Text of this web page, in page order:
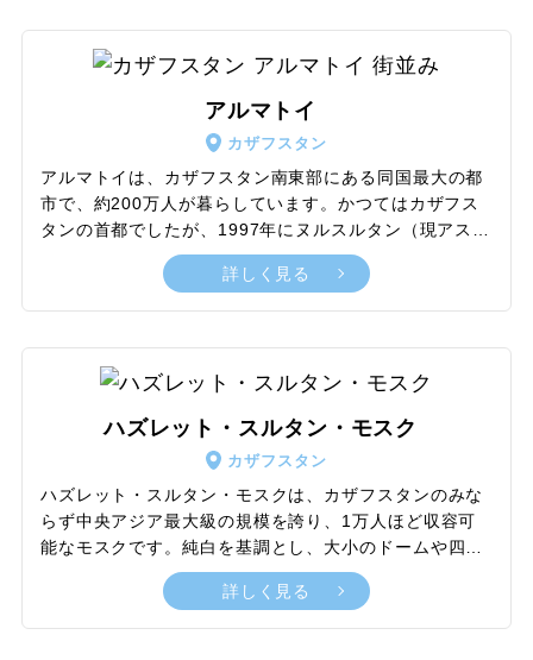
学としてギネス世界記録に認定されています。そのほ
国旗、レーニン像などの見どころもあり、キルギスの豊
かな歴史と文化が感じられるスポットとなっています。
アルマトイ
カザフスタン
アルマトイは、カザフスタン南東部にある同国最大の都
市で、約200万人が暮らしています。かつてはカザフス
タンの首都でしたが、1997年にヌルスルタン（現アスタ
ナ）に遷都されました。天山山脈の支脈アラトー山脈に
位置し、大アルマトイ川と小アルマトイ川が流れる、風
光明媚な景観をもつ街です。市内からロープウェイに乗
とおりリンゴの産地で、バザールを歩けばリンゴが売ら
れているのを目にします。緑が美しいパンフィロフ戦士
公園や、重要な歴史的資料が展示されている国立中央博
物館、活気あるバザールやショッピングモールなども見
どころです。
詳しく見る
ハズレット・スルタン・モスク
カザフスタン
ハズレット・スルタン・モスクは、カザフスタンのみな
らず中央アジア最大級の規模を誇り、1万人ほど収容可
能なモスクです。純白を基調とし、大小のドームや四隅
に設置されたミナレットという高い塔の壮大な外観は、
観光客の目を引きつけます。最も大きなサイズのドーム
は高さ51mで、総建築面積は18haあります。また、ハズ
詳しく見る